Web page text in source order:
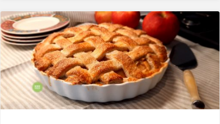
S.
Lucia
o
Lussekatter"